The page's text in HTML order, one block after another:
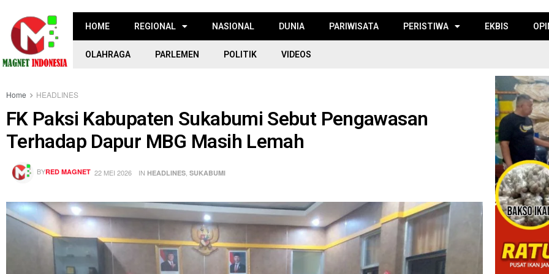
HOME REGIONAL NASIONAL DUNIA PARIWISATA PERISTIWA EKBIS
OLAHRAGA PARLEMEN POLITIK VIDEOS
Home HEADLINES
‎FK Paksi Kabupaten Sukabumi Sebut Pengawasan
Terhadap Dapur MBG Masih Lemah
BYRED MAGNET 22 MEI 2026 IN HEADLINES, SUKABUMI